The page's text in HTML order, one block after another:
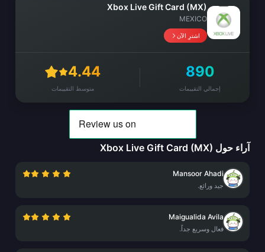
Xbox Live Gift Card (MX)
MEXICO
اشترِ الآن
890
إجمالي التقييمات
4.44
متوسط التقييمات
آراء حول Xbox Live Gift Card (MX)
Mansoor Ahadi
جيد ورائع.
Maigualida Avila
فعال وسريع جداً.